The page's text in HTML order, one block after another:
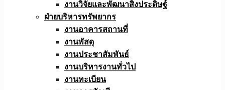
งานวิจัยและพัฒนาสิ่งประดิษฐ์
ฝ่ายบริหารทรัพยากร
งานอาคารสถานที่
งานพัสดุ
งานประชาสัมพันธ์
งานบริหารงานทั่วไป
งานทะเบียน